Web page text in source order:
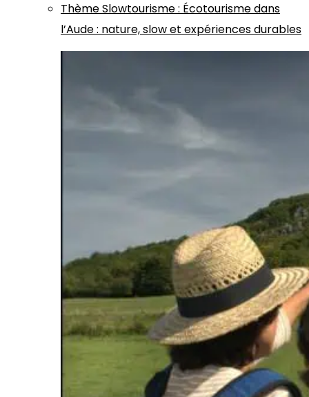
ThèmeSlowtourisme: Écotourisme dans
l’Aude : nature, slow et expériences durables